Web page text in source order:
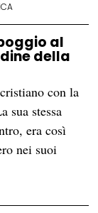
al
della
con la
sua stessa
era così
nei suoi